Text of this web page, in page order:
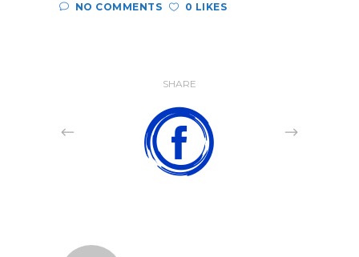
NO COMMENTS
0 LIKES
SHARE